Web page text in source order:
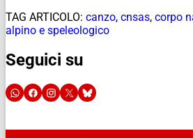
TAG ARTICOLO: canzo, cnsas, corpo
alpino e speleologico
Seguici su